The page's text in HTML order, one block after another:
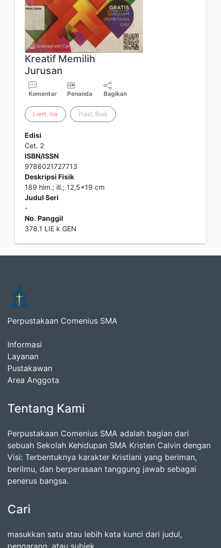
Kreatif Memilih
Jurusan
Komentar Penanda Bagikan
Liem, Ina Prast, Budi
Edisi
Cet. 2
ISBN/ISSN
9786021727713
Deskripsi Fisik
189 hlm.; ill.; 12,5x19 cm
Judul Seri
-
No. Panggil
378.1 LIE k GEN
Perpustakaan Comenius SMA
Informasi
Layanan
Pustakawan
Area Anggota
Tentang Kami
Perpustakaan Comenius SMA adalah bagian dari
sebuah Sekolah Kehidupan SMA Kristen Calvin dengan
Visi: Terbentuknya karakter Kristiani yang beriman,
berilmu, dan berperasaan tanggung jawab sebagai
penerus bangsa.
Cari
masukkan satu atau lebih kata kunci dari judul,
pengarang, atau subjek